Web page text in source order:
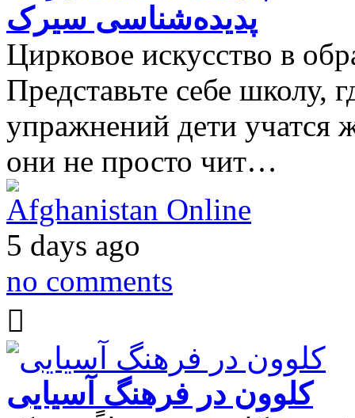
پدیده‌شناسی سیرک
Цирковое искусство в
Представьте себе школу,
упражнений дети учатся
они не просто чит…
Afghanistan Online
5 days ago
no comments
کلوون در فرهنگ آسیایی